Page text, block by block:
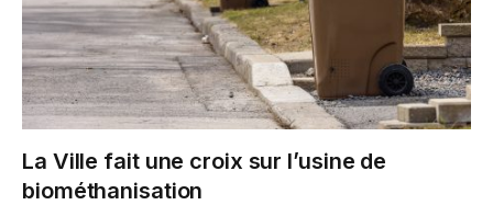
La Ville fait une croix sur l’usine de
biométhanisation